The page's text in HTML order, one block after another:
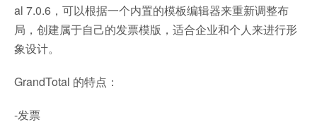
al 7.0.6，可以根据一个内置的模板编辑器来重新调整布
局，创建属于自己的发票模版，适合企业和个人来进行形
象设计。
GrandTotal 的特点：
-发票